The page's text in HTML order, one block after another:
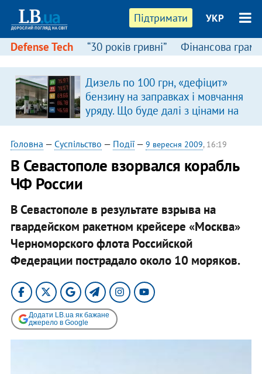
Підтримати УКР
Defense Tech “30 років гривні” Фінансова
Дизель по 100 грн, «дефіцит»
бензину на заправках і мовчання
уряду. Що буде далі з цінами на
пальне?
Головна — Суспільство — Події— 9 вересня 2009, 16:19
В Севастополе взорвался корабль
ЧФ России
В Севастополе в результате взрыва на
гвардейском ракетном крейсере «Москва»
Черноморского флота Российской
Федерации пострадало около 10 моряков.
Додати LB.ua як бажане
джерело в Google